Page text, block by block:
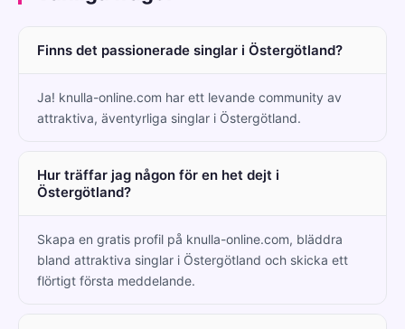
Finns det passionerade singlar i Östergötland?
Ja! knulla-online.com har ett levande community av
attraktiva, äventyrliga singlar i Östergötland.
Hur träffar jag någon för en het dejt i
Östergötland?
Skapa en gratis profil på knulla-online.com, bläddra
bland attraktiva singlar i Östergötland och skicka ett
flörtigt första meddelande.